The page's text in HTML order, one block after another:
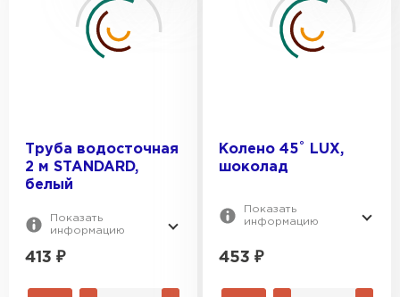
Труба водосточная
2 м STANDARD,
белый
Показать
информацию
413 ₽
Колено 45˚ LUX,
шоколад
Показать
информацию
453 ₽